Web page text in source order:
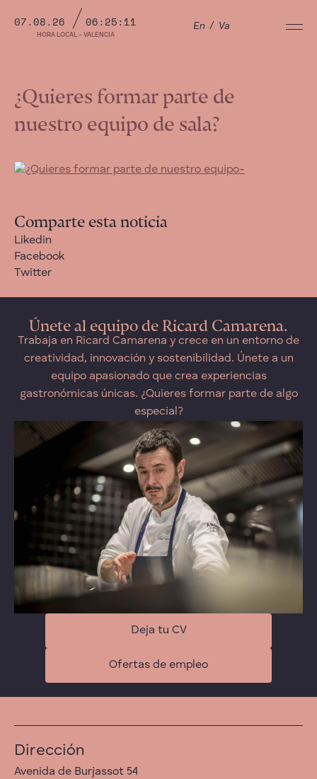
07.08.26 06:25:11
HORA LOCAL - VALENCIA
En / Va
¿Quieres formar parte de
nuestro equipo de sala?
Comparte esta noticia
Likedin
Facebook
Twitter
Únete al equipo de Ricard Camarena.
Trabaja en Ricard Camarena y crece en un entorno de
creatividad, innovación y sostenibilidad. Únete a un
equipo apasionado que crea experiencias
gastronómicas únicas. ¿Quieres formar parte de algo
especial?
Deja tu CV
Ofertas de empleo
Dirección
Avenida de Burjassot 54